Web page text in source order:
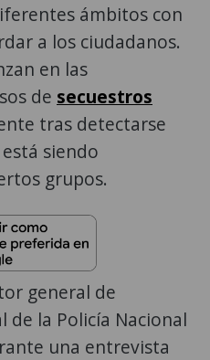
ámbitos con
a los ciudadanos.
en las
de secuestros
tras detectarse
siendo
grupos.
general de
de la Policía Nacional
una entrevista